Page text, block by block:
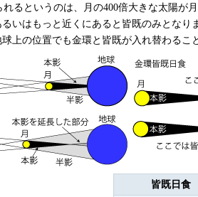
るというのは、月の400倍大きな太陽が
いはもっと近くにあると皆既のみとな
上の位置でも金環と皆既が入れ替わるこ
皆既日食